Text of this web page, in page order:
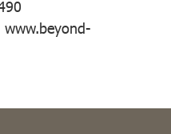
www.beyond-